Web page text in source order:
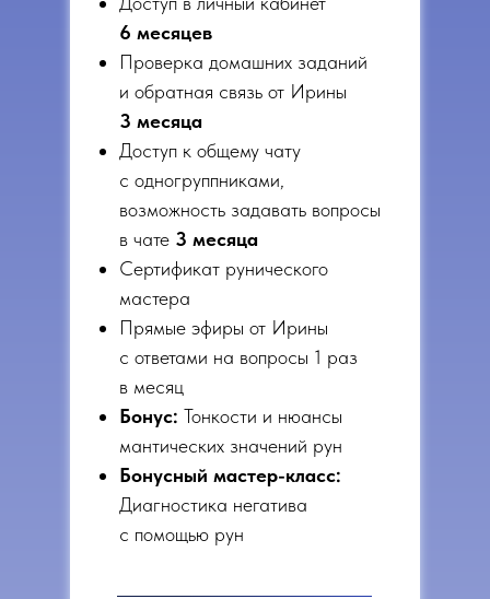
6 месяцев
Проверка домашних заданий
и обратная связь от Ирины
3 месяца
Доступ к общему чату
с одногруппниками,
возможность задавать вопросы
в чате 3 месяца
Сертификат рунического
мастера
Прямые эфиры от Ирины
с ответами на вопросы 1 раз
в месяц
Бонус: Тонкости и нюансы
мантических значений рун
Бонусный мастер-класс:
Диагностика негатива
с помощью рун